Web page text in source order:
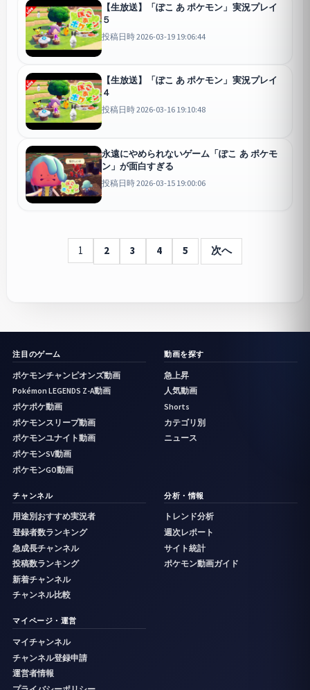
【生放送】「ぽこ あ ポケモン」実況プレイ
５
投稿日時 2026-03-19 19:06:44
【生放送】「ぽこ あ ポケモン」実況プレイ
４
投稿日時 2026-03-16 19:10:48
永遠にやめられないゲーム「ぽこ あ ポケモ
ン」が面白すぎる
投稿日時 2026-03-15 19:00:06
1 2 3 4 5 次へ
注目のゲーム
ポケモンチャンピオンズ動画
Pokémon LEGENDS Z-A動画
ポケポケ動画
ポケモンスリープ動画
ポケモンユナイト動画
ポケモンSV動画
ポケモンGO動画
動画を探す
急上昇
人気動画
Shorts
カテゴリ別
ニュース
チャンネル
用途別おすすめ実況者
登録者数ランキング
急成長チャンネル
投稿数ランキング
新着チャンネル
チャンネル比較
分析・情報
トレンド分析
週次レポート
サイト統計
ポケモン動画ガイド
マイページ・運営
マイチャンネル
チャンネル登録申請
運営者情報